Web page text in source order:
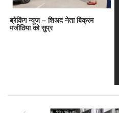
ब्रेकिंग न्यूज – शिअद नेता बिक्रम
मजीठिया को सुप्र